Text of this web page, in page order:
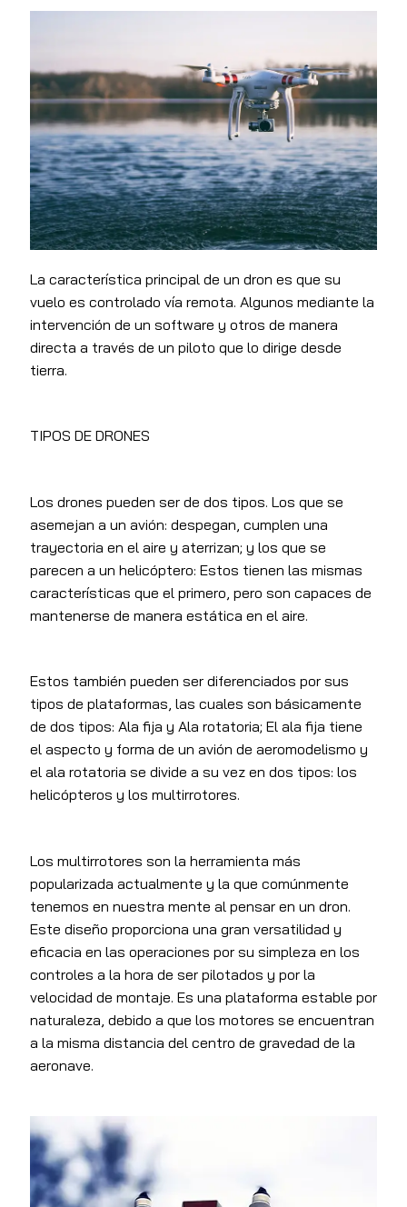
La característica principal de un dron es que su
vuelo es controlado vía remota. Algunos mediante la
intervención de un software y otros de manera
directa a través de un piloto que lo dirige desde
tierra.
TIPOS DE DRONES
Los drones pueden ser de dos tipos. Los que se
asemejan a un avión: despegan, cumplen una
trayectoria en el aire y aterrizan; y los que se
parecen a un helicóptero: Estos tienen las mismas
características que el primero, pero son capaces de
mantenerse de manera estática en el aire.
Estos también pueden ser diferenciados por sus
tipos de plataformas, las cuales son básicamente
de dos tipos: Ala fija y Ala rotatoria; El ala fija tiene
el aspecto y forma de un avión de aeromodelismo y
el ala rotatoria se divide a su vez en dos tipos: los
helicópteros y los multirrotores.
Los multirrotores son la herramienta más
popularizada actualmente y la que comúnmente
tenemos en nuestra mente al pensar en un dron.
Este diseño proporciona una gran versatilidad y
eficacia en las operaciones por su simpleza en los
controles a la hora de ser pilotados y por la
velocidad de montaje. Es una plataforma estable por
naturaleza, debido a que los motores se encuentran
a la misma distancia del centro de gravedad de la
aeronave.